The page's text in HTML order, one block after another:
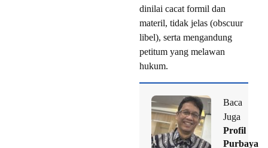
dinilai cacat formil dan
materil, tidak jelas (obscuur
libel), serta mengandung
petitum yang melawan
hukum.
Baca
Juga
Profil
Purbaya